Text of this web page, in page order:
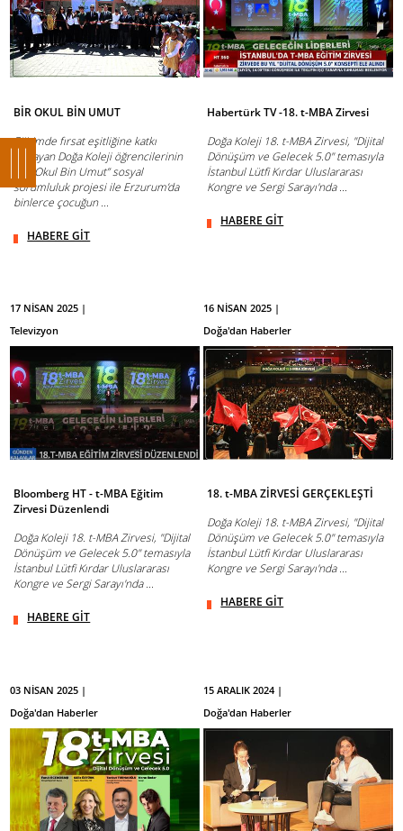
BİR OKUL BİN UMUT
Eğitimde fırsat eşitliğine katkı
sağlayan Doğa Koleji öğrencilerinin
“Bir Okul Bin Umut” sosyal
sorumluluk projesi ile Erzurum’da
binlerce çocuğun ...
HABERE GİT
Habertürk TV -18. t-MBA Zirvesi
Doğa Koleji 18. t-MBA Zirvesi, "Dijital
Dönüşüm ve Gelecek 5.0" temasıyla
İstanbul Lütfi Kırdar Uluslararası
Kongre ve Sergi Sarayı'nda ...
HABERE GİT
17 NİSAN 2025 |
Televizyon
Bloomberg HT - t-MBA Eğitim
Zirvesi Düzenlendi
Doğa Koleji 18. t-MBA Zirvesi, "Dijital
Dönüşüm ve Gelecek 5.0" temasıyla
İstanbul Lütfi Kırdar Uluslararası
Kongre ve Sergi Sarayı'nda ...
HABERE GİT
16 NİSAN 2025 |
Doğa'dan Haberler
18. t-MBA ZİRVESİ GERÇEKLEŞTİ
Doğa Koleji 18. t-MBA Zirvesi, "Dijital
Dönüşüm ve Gelecek 5.0" temasıyla
İstanbul Lütfi Kırdar Uluslararası
Kongre ve Sergi Sarayı'nda ...
HABERE GİT
03 NİSAN 2025 |
Doğa'dan Haberler
15 ARALIK 2024 |
Doğa'dan Haberler